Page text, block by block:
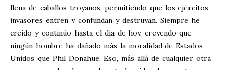
llena de caballos troyanos, permitiendo que los ejércitos
invasores entren y confundan y destruyan. Siempre he
creído y continúo hasta el día de hoy, creyendo que
ningún hombre ha dañado más la moralidad de Estados
Unidos que Phil Donahue. Eso, más allá de cualquier otra